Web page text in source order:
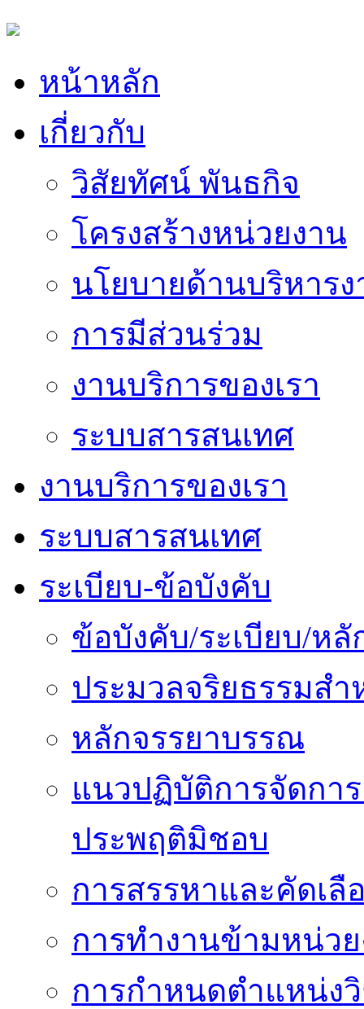
หน้าหลัก
เกี่ยวกับ
วิสัยทัศน์ พันธกิจ
โครงสร้างหน่วยงาน
นโยบายด้านบริหาร
การมีส่วนร่วม
งานบริการของเรา
ระบบสารสนเทศ
งานบริการของเรา
ระบบสารสนเทศ
ระเบียบ-ข้อบังคับ
ข้อบังคับ/ระเบียบ/ห
ประมวลจริยธรรมส
หลักจรรยาบรรณ
แนวปฏิบัติการจัดการ
ประพฤติมิชอบ
การสรรหาและคัดเลื
การทำงานข้ามหน่ว
การกำหนดตำแหน่ง